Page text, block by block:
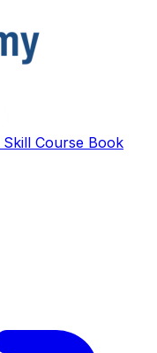
Skill Course Book